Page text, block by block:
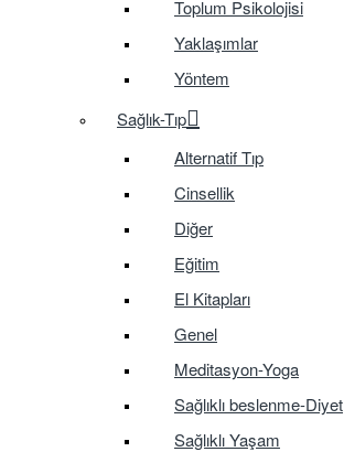
Toplum Psikolojisi
Yaklaşımlar
Yöntem
Sağlık-Tıp
Alternatif Tıp
Cinsellik
Diğer
Eğitim
El Kitapları
Genel
Meditasyon-Yoga
Sağlıklı beslenme-Diyet
Sağlıklı Yaşam